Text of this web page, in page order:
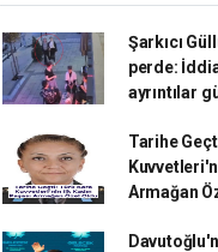
Şarkıcı
perde:
ayrıntılar
Tarihe
Armağan